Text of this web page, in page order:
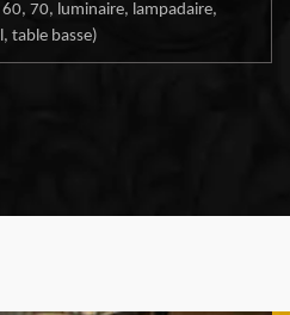
70, luminaire, lampadaire,
table basse)